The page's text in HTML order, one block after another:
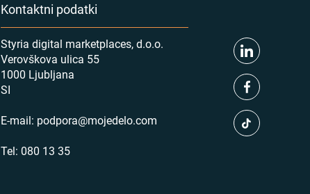
Kontaktni podatki
Styria digital marketplaces, d.o.o.
Verovškova ulica 55
1000 Ljubljana
SI
E-mail: podpora@mojedelo.com
Tel: 080 13 35